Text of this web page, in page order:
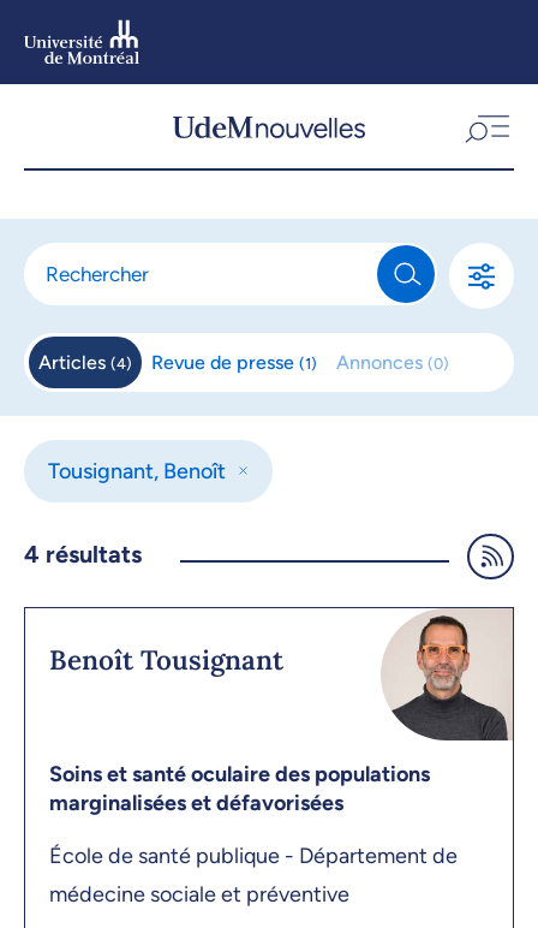
Articles (4) Revue de presse (1) Annonces (0)
Tousignant, Benoît
4 résultats
Benoît Tousignant
Soins et santé oculaire des populations
marginalisées et défavorisées
École de santé publique - Département de
médecine sociale et préventive